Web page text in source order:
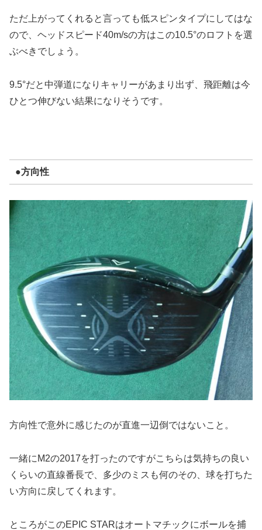
ただ上がってくれると言っても低スピンタイプにしてはな
ので、ヘッドスピード40m/sの方はこの10.5°のロフトを選
ぶべきでしょう。
9.5°だと中弾道になりキャリーがあまり出ず、飛距離は今
ひとつ伸びない結果になりそうです。
●方向性
方向性で意外に感じたのが直進一辺倒ではないこと。
一緒にM2の2017を打ったのですがこちらは気持ちの良い
くらいの直線番長で、多少のミスも何のその、球を打ちた
い方向に戻してくれます。
ところがこのEPIC STARはオートマチックにボールを捕